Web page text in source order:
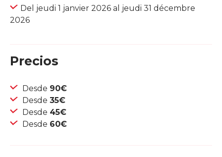
Del jeudi 1 janvier 2026 al jeudi 31 décembre
2026
Precios
Desde 90€
Desde 35€
Desde 45€
Desde 60€